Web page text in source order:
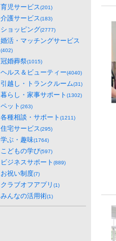
育児サービス(201)
介護サービス(183)
ショッピング(2777)
婚活・マッチングサービス
(402)
冠婚葬祭(1015)
ヘルス＆ビューティー(4040)
引越し・トランクルーム(31)
暮らし・家事サポート (1302)
ペット (263)
各種相談・サポート (1211)
住宅サービス(295)
学ぶ・趣味(1764)
こどもの学び(597)
ビジネスサポート (889)
お祝い制度(7)
クラブオフアプリ (1)
みんなの活用術(1)